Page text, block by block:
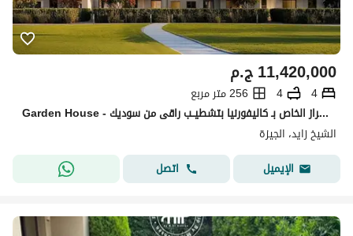
ج.م11,420,000
4
4
256 متر مربع
Garden House - مستوحى من الطراز الخاص بـ كاليفورنيا بتشطيــب راقى من سوديك
الشيخ زايد، الجيزة
الإيميل
اتصل